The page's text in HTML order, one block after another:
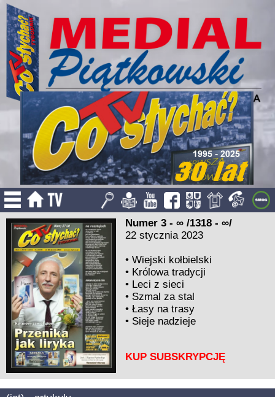
Numer 3 - ∞ /1318 - ∞/
22 stycznia 2023
•Wiejski kołbielski
• Królowa tradycji
• Leci z sieci
• Szmal za stal
•Łasy na trasy
• Sieje nadzieje
KUP SUBSKRYPCJĘ